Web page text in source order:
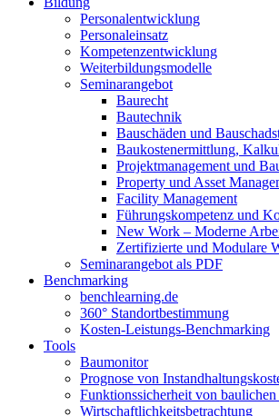
Personalentwicklung
Personaleinsatz
Kompetenzentwicklung
Weiterbildungsmodelle
Seminarangebot
Baurecht
Bautechnik
Bauschäden und
Baukostenermittlung,
Projektmanagement und
Property und Asset
Facility Management
Führungskompetenz und
New Work – Moderne
Zertifizierte und Modulare
Seminarangebot als PDF
Benchmarking
benchlearning.de
360° Standortbestimmung
Kosten-Leistungs-Benchmarking
Tools
Baumonitor
Prognose von
Funktionssicherheit von
Wirtschaftlichkeitsbetrachtung